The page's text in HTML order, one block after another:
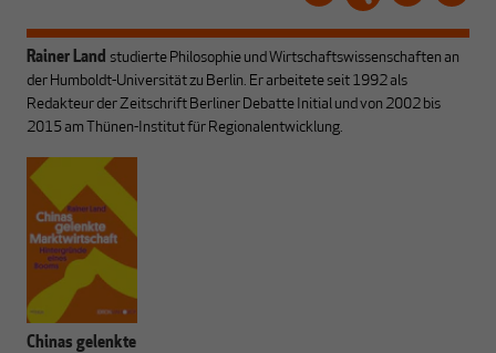
Rainer Land studierte Philosophie und Wirtschaftswissenschaften an
der Humboldt-Universität zu Berlin. Er arbeitete seit 1992 als
Redakteur der Zeitschrift Berliner Debatte Initial und von 2002 bis
2015 am Thünen-Institut für Regionalentwicklung.
Chinas gelenkte